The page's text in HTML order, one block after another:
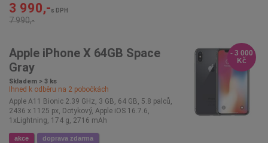
3 990,-s DPH
7 990,-
Apple iPhone X 64GB Space
Gray
Skladem > 3 ks
Ihned k odběru na 2 pobočkách
Apple A11 Bionic 2.39 GHz, 3 GB, 64 GB, 5.8 palců,
2436 x 1125 px, Dotykový, Apple iOS 16.7.6,
1xLightning, 174 g, 2716 mAh
akce doprava zdarma
- 3 000
Kč